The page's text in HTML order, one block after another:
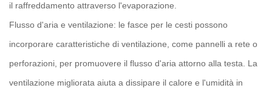
il raffreddamento attraverso l'evaporazione.
Flusso d'aria e ventilazione: le fasce per le cesti possono
incorporare caratteristiche di ventilazione, come pannelli a rete o
perforazioni, per promuovere il flusso d'aria attorno alla testa. La
ventilazione migliorata aiuta a dissipare il calore e l'umidità in